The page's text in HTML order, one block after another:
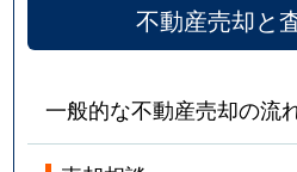
不動産売却と
一般的な不動産売却の流